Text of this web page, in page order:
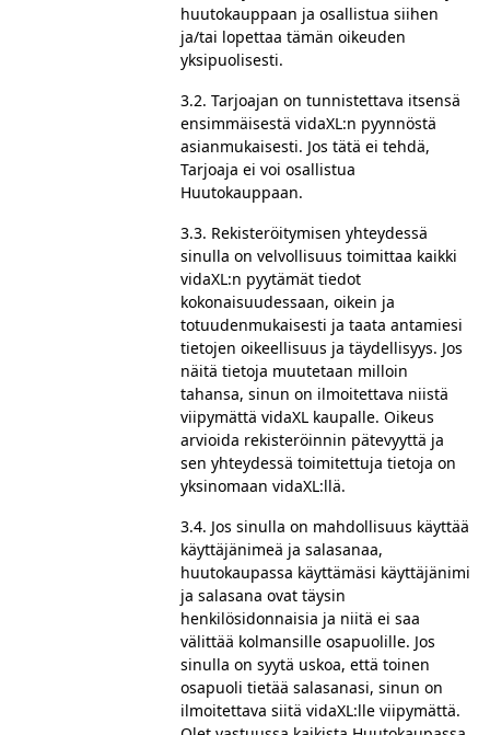
huutokauppaan ja osallistua siihen
ja/tai lopettaa tämän oikeuden
yksipuolisesti.
3.2. Tarjoajan on tunnistettava itsensä
ensimmäisestä vidaXL:n pyynnöstä
asianmukaisesti. Jos tätä ei tehdä,
Tarjoaja ei voi osallistua
Huutokauppaan.
3.3. Rekisteröitymisen yhteydessä
sinulla on velvollisuus toimittaa kaikki
vidaXL:n pyytämät tiedot
kokonaisuudessaan, oikein ja
totuudenmukaisesti ja taata antamiesi
tietojen oikeellisuus ja täydellisyys. Jos
näitä tietoja muutetaan milloin
tahansa, sinun on ilmoitettava niistä
viipymättä vidaXL kaupalle. Oikeus
arvioida rekisteröinnin pätevyyttä ja
sen yhteydessä toimitettuja tietoja on
yksinomaan vidaXL:llä.
3.4. Jos sinulla on mahdollisuus käyttää
käyttäjänimeä ja salasanaa,
huutokaupassa käyttämäsi käyttäjänimi
ja salasana ovat täysin
henkilösidonnaisia ja niitä ei saa
välittää kolmansille osapuolille. Jos
sinulla on syytä uskoa, että toinen
osapuoli tietää salasanasi, sinun on
ilmoitettava siitä vidaXL:lle viipymättä.